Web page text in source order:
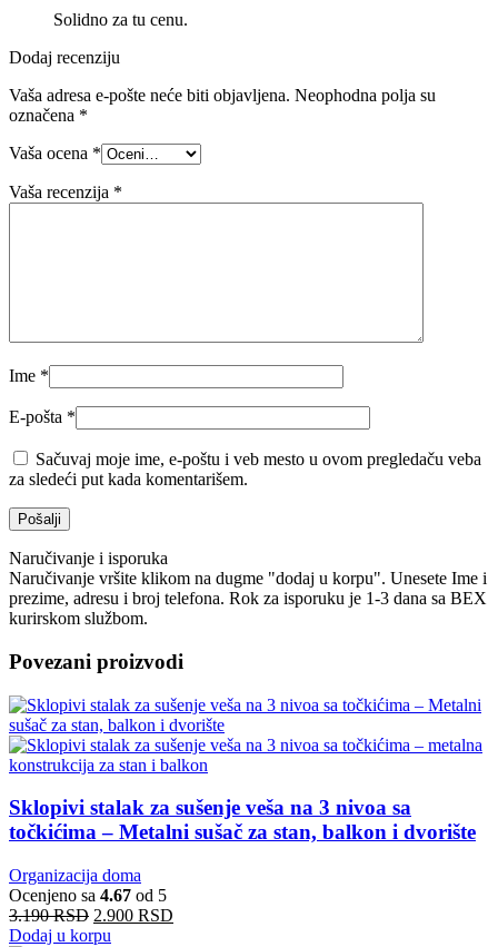
Solidno za tu cenu.
Dodaj recenziju
Vaša adresa e-pošte neće biti objavljena. Neophodna polja su
označena *
Vaša ocena *
Vaša recenzija *
Ime *
E-pošta *
Sačuvaj moje ime, e-poštu i veb mesto u ovom pregledaču veba
za sledeći put kada komentarišem.
Naručivanje i isporuka
Naručivanje vršite klikom na dugme "dodaj u korpu". Unesete Ime i
prezime, adresu i broj telefona. Rok za isporuku je 1-3 dana sa BEX
kurirskom službom.
Povezani proizvodi
Sklopivi stalak za sušenje veša na 3 nivoa sa
točkićima – Metalni sušač za stan, balkon i dvorište
Organizacija doma
Ocenjeno sa 4.67 od 5
3.190RSD 2.900 RSD
Dodaj u korpu